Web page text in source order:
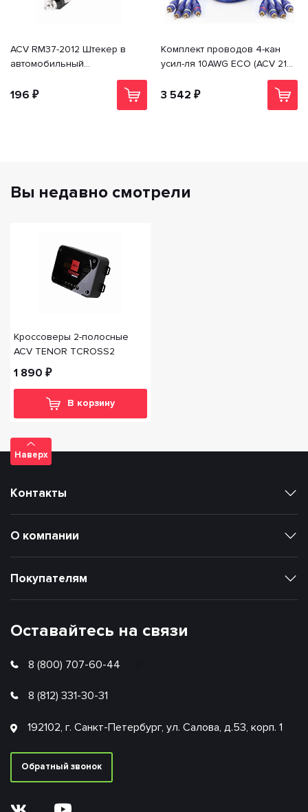
ACV RM37-2012 Штекер в
автомобильный
196 ₽
Комплект проводов 4-кан
усил-ля 10AWG ECO (ACV 21-
3 542 ₽
Вы недавно смотрели
Кроссоверы 2-полосные
ACV TENOR TCROSS2
1 890 ₽
В корзину
Наверх
Оставайтесь на связи
8 (800) 707-60-44
8 (812) 331-30-31
192102, г. Санкт-Петербург, ул. Салова, д.53, корп. 1
Обратный звонок
Покупателям
О компании
Контакты